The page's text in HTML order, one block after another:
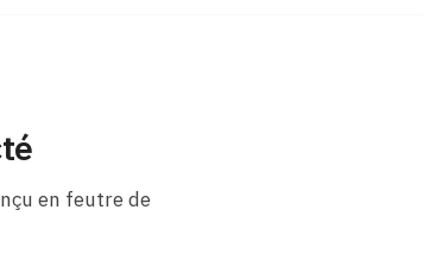
en feutre de